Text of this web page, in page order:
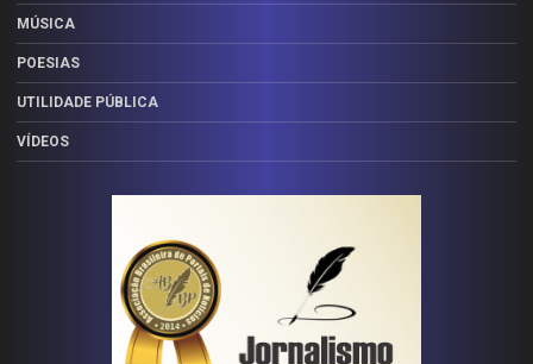
MÚSICA
POESIAS
UTILIDADE PÚBLICA
VÍDEOS